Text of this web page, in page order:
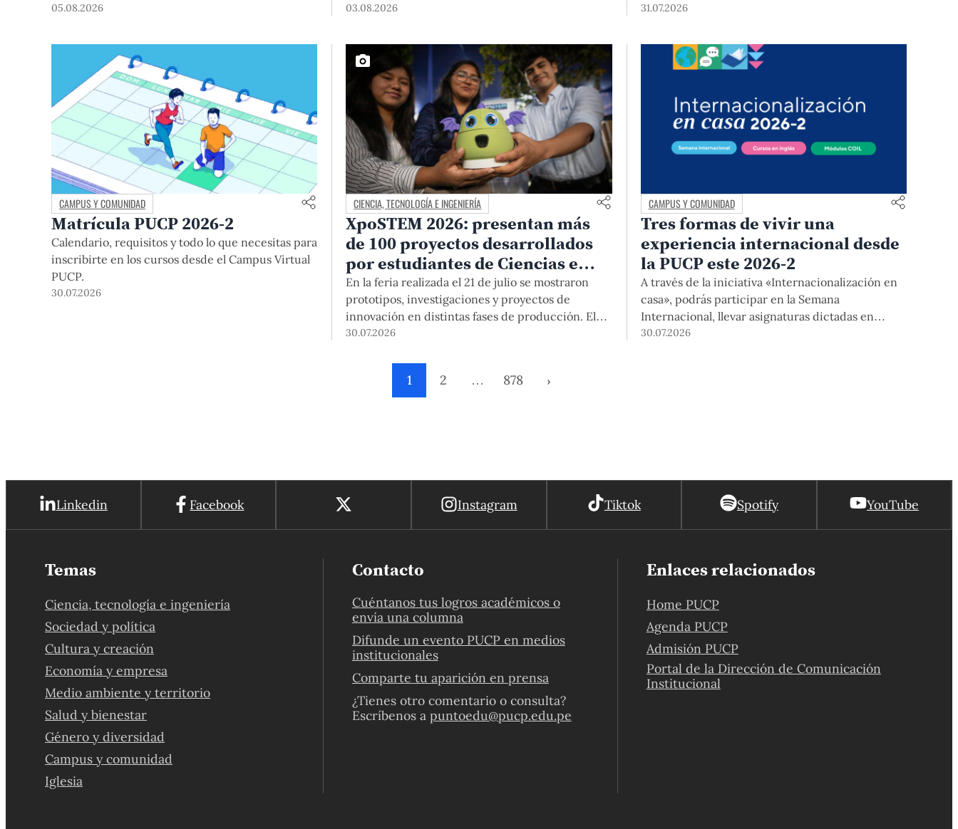
Telecomunicaciones Rurales (GTR-PUCP) desde
desarrollo de esta red, sus aportes a la salud y la
educación de la zona, así como los alcances de la
intervención de la PUCP en el proyecto.
05.08.2026
formación de profesionales empresariales
Universidad agradece el aporte del vicealmirante
AP (r) Dr. Fernando D'Alessio (1944-2026).
03.08.2026
herramienta de bajo costo que combina datos
geográfica y trabajo de campo para identificar
sitios arqueológicos vulnerables ante lluvias,
asociados al fenómeno de El Niño.
31.07.2026
CAMPUS Y COMUNIDAD
Matrícula PUCP 2026-2
Calendario, requisitos y todo lo que necesitas para
inscribirte en los cursos desde el Campus Virtual
PUCP.
30.07.2026
CIENCIA, TECNOLOGÍA E INGENIERÍA
XpoSTEM 2026: presentan más
de 100 proyectos desarrollados
por estudiantes de Ciencias e
Ingeniería PUCP orientados a
atender necesidades del país
En la feria realizada el 21 de julio se mostraron
prototipos, investigaciones y proyectos de
innovación en distintas fases de producción. El
encuentro mostró cómo el conocimiento
concretos del Perú en salud, robótica,
inteligencia artificial, sostenibilidad y sectores
productivos.
30.07.2026
CAMPUS Y COMUNIDAD
Tres formas de vivir una
experiencia internacional desde
la PUCP este 2026-2
A través de la iniciativa «Internacionalización en
casa», podrás participar en la Semana
Internacional, llevar asignaturas dictadas en
inglés, y acceder a módulos COIL junto con
30.07.2026
1 2 … 878 ›
Linkedin Facebook Instagram Tiktok Spotify YouTube
Temas
Ciencia, tecnología e ingeniería
Sociedad y política
Cultura y creación
Economía y empresa
Medio ambiente y territorio
Salud y bienestar
Género y diversidad
Campus y comunidad
Iglesia
Contacto
Cuéntanos tus logros académicos o
envía una columna
Difunde un evento PUCP en medios
institucionales
Comparte tu aparición en prensa
¿Tienes otro comentario o consulta?
Escríbenos a puntoedu@pucp.edu.pe
Enlaces relacionados
Home PUCP
Agenda PUCP
Admisión PUCP
Portal de la Dirección de Comunicación
Institucional